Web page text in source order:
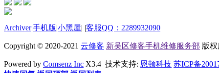
Archiver|手机版|小黑屋| |客服QQ：2289932090
Copyright © 2020-2021 云修客 新吴区修客手机维修服务部 版权
Powered by Comsenz Inc X3.4 技术支持: 恩顿科技 苏ICP备